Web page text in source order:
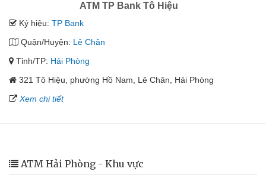
ATM TP Bank Tô Hiệu
Ký hiệu: TP Bank
Quận/Huyện: Lê Chân
Tỉnh/TP: Hải Phòng
321 Tô Hiệu, phường Hồ Nam, Lê Chân, Hải Phòng
Xem chi tiết
ATM Hải Phòng - Khu vực